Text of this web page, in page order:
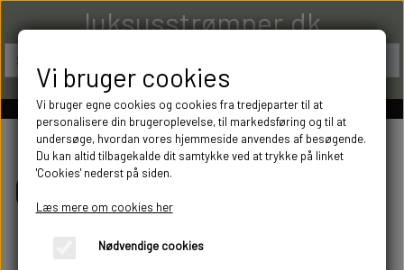
luksusstrømper.dk
Om
Luksusstrømper.dk
Vi bruger cookies
Vi bruger egne cookies og cookies fra tredjeparter til at
personalisere din brugeroplevelse, til markedsføring og til at
undersøge, hvordan vores hjemmeside anvendes af besøgende.
Du kan altid tilbagekalde dit samtykke ved at trykke på linket
'Cookies' nederst på siden.
Læs mere om cookies her
Nødvendige cookies